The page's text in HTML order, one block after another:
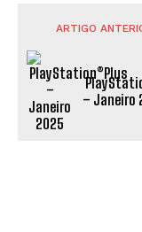
ARTIGO
– Janeiro